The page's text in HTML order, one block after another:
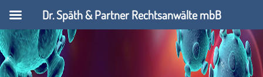
Dr. Späth & Partner Rechtsanwälte mbB